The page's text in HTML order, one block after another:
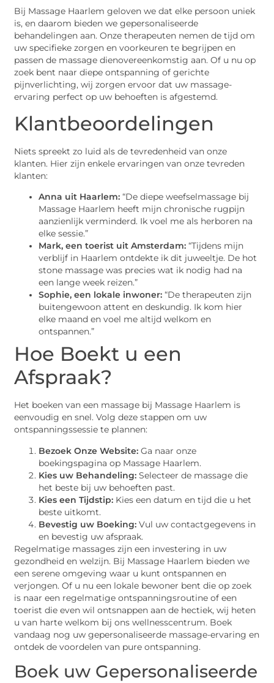
Bij Massage Haarlem geloven we dat elke persoon uniek
is, en daarom bieden we gepersonaliseerde
behandelingen aan. Onze therapeuten nemen de tijd om
uw specifieke zorgen en voorkeuren te begrijpen en
passen de massage dienovereenkomstig aan. Of u nu op
zoek bent naar diepe ontspanning of gerichte
pijnverlichting, wij zorgen ervoor dat uw massage-
ervaring perfect op uw behoeften is afgestemd.
Klantbeoordelingen
Niets spreekt zo luid als de tevredenheid van onze
klanten. Hier zijn enkele ervaringen van onze tevreden
klanten:
Anna uit Haarlem: “De diepe weefselmassage bij
Massage Haarlem heeft mijn chronische rugpijn
aanzienlijk verminderd. Ik voel me als herboren na
elke sessie.”
Mark, een toerist uit Amsterdam: “Tijdens mijn
verblijf in Haarlem ontdekte ik dit juweeltje. De hot
stone massage was precies wat ik nodig had na
een lange week reizen.”
Sophie, een lokale inwoner: “De therapeuten zijn
buitengewoon attent en deskundig. Ik kom hier
elke maand en voel me altijd welkom en
ontspannen.”
Hoe Boekt u een
Afspraak?
Het boeken van een massage bij Massage Haarlem is
eenvoudig en snel. Volg deze stappen om uw
ontspanningssessie te plannen:
Bezoek Onze Website: Ga naar onze
boekingspagina op Massage Haarlem.
Kies uw Behandeling: Selecteer de massage die
het beste bij uw behoeften past.
Kies een Tijdstip: Kies een datum en tijd die u het
beste uitkomt.
Bevestig uw Boeking: Vul uw contactgegevens in
en bevestig uw afspraak.
Regelmatige massages zijn een investering in uw
gezondheid en welzijn. Bij Massage Haarlem bieden we
een serene omgeving waar u kunt ontspannen en
verjongen. Of u nu een lokale bewoner bent die op zoek
is naar een regelmatige ontspanningsroutine of een
toerist die even wil ontsnappen aan de hectiek, wij heten
u van harte welkom bij ons wellnesscentrum. Boek
vandaag nog uw gepersonaliseerde massage-ervaring en
ontdek de voordelen van pure ontspanning.
Boek uw Gepersonaliseerde